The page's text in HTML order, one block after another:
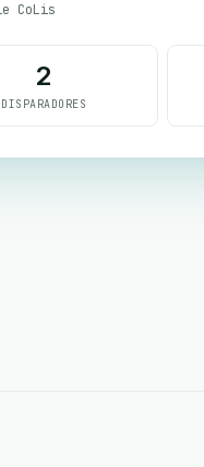
CoLis
2
DISPARADORES